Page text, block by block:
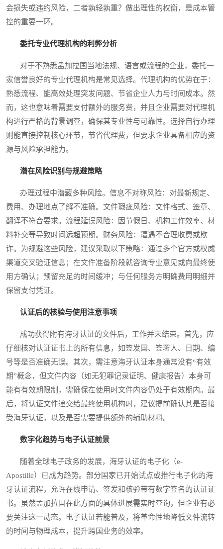
会损失或违约风险，二者孰轻孰重？做出理性的权衡，是成本管
控的重要一环。
委托专业代理机构的利弊分析
对于不熟悉孟加拉国当地法规、语言或流程的企业，委托一
家信誉良好的专业代理机构是常见选择。代理机构的优势在于：
熟悉流程、能高效处理突发问题、节省企业人力与时间成本。然
而，这也意味着需要支付额外的服务费，并且企业需要对代理机
构进行严格的背景调查，确保其专业性与可靠性。选择自行办理
则能直接控制核心环节，节省代理费，但要求企业具备相应的资
源与风险承担能力。
潜在风险识别与规避策略
办理过程中潜藏多种风险。信息不对称风险：对最新规定、
费用、办理地点了解不准确。文件瑕疵风险：文件格式、签章、
翻译不符合要求。流程延误风险：因节假日、机构工作效率、材
料补交等导致时间远超预期。财务风险：遭遇不合理收费或欺
诈。为规避这些风险，建议采取以下策略：通过多个官方或权威
渠道交叉验证信息；在文件准备阶段就咨询专业意见或向最终使
用方确认；预留充足的时间缓冲；与任何服务方明确费用明细并
保留支付凭证。
认证后的核验与使用注意事项
成功获得附有海牙认证的文件后，工作并未结束。首先，应
仔细核对认证证书上的所有信息，如签发国、签署人、日期、编
号等是否准确无误。其次，需注意海牙认证本身通常没有“有效
期”概念，但文件内容（如无犯罪记录证明、健康报告）本身可
能有有效期限制，需确保在使用时文件内容仍处于有效期内。最
后，将认证文件递交给最终使用机构时，建议提前确认其是否接
受海牙认证，以及是否需要提供额外的辅助材料。
数字化趋势与电子认证前景
随着全球电子政务的发展，海牙认证的电子化（e-
Apostille）已成为趋势。部分国家已开始试点或推行电子化的海
牙认证流程，允许在线申请、签发和核验带有数字签名的认证证
书。虽然孟加拉国在此方面的具体进展需实时查询，但企业有必
要关注这一动态。电子认证若能普及，将革命性地降低文件流转
的时间与物理成本，提升跨国业务的效率。